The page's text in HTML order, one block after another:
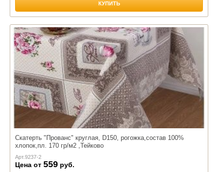
КУПИТЬ
Скатерть "Прованс" круглая, D150, рогожка,состав 100%
хлопок,пл. 170 гр/м2 ,Тейково
Арт.9237-2
Цена от 559 руб.